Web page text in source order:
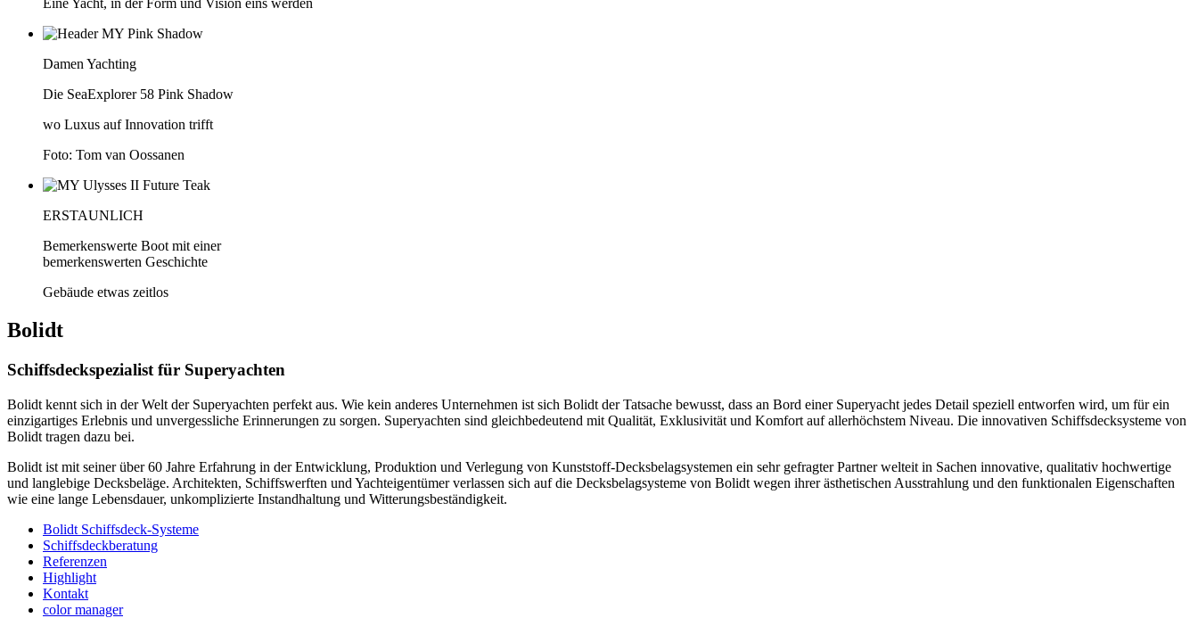
Eine Yacht, in der Form und Vision eins werden
Damen Yachting
Die SeaExplorer 58 Pink Shadow
wo Luxus auf Innovation trifft
Foto: Tom van Oossanen
ERSTAUNLICH
Bemerkenswerte Boot mit einer
bemerkenswerten Geschichte
Gebäude etwas zeitlos
Bolidt
Schiffsdeckspezialist für Superyachten
Bolidt kennt sich in der Welt der Superyachten perfekt aus. Wie kein anderes Unternehmen ist sich Bolidt der Tatsache bewusst, dass an Bord einer Superyacht jedes Detail speziell entworfen wird, um für ein
einzigartiges Erlebnis und unvergessliche Erinnerungen zu sorgen. Superyachten sind gleichbedeutend mit Qualität, Exklusivität und Komfort auf allerhöchstem Niveau. Die innovativen Schiffsdecksysteme von
Bolidt tragen dazu bei.
Bolidt ist mit seiner über 60 Jahre Erfahrung in der Entwicklung, Produktion und Verlegung von Kunststoff-Decksbelagsystemen ein sehr gefragter Partner welteit in Sachen innovative, qualitativ hochwertige
und langlebige Decksbeläge. Architekten, Schiffswerften und Yachteigentümer verlassen sich auf die Decksbelagsysteme von Bolidt wegen ihrer ästhetischen Ausstrahlung und den funktionalen Eigenschaften
wie eine lange Lebensdauer, unkomplizierte Instandhaltung und Witterungsbeständigkeit.
Bolidt Schiffsdeck-Systeme
Schiffsdeckberatung
Referenzen
Highlight
Kontakt
color manager